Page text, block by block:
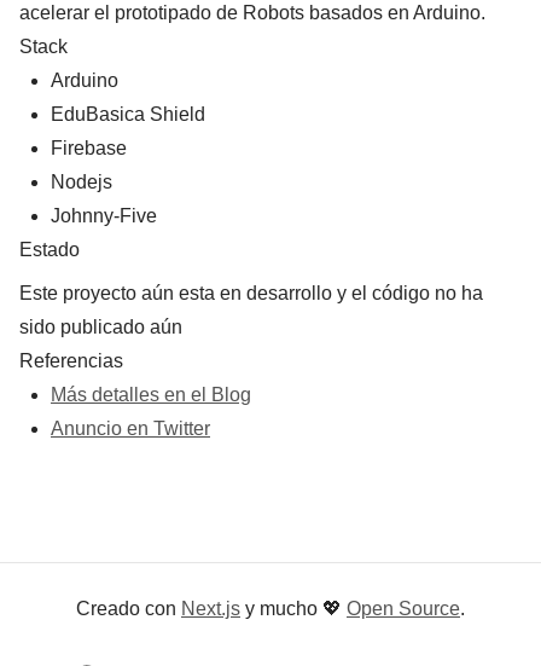
acelerar el prototipado de Robots basados en Arduino.
Stack
Arduino
EduBasica Shield
Firebase
Nodejs
Johnny-Five
Estado
Este proyecto aún esta en desarrollo y el código no ha
sido publicado aún
Referencias
Más detalles en el Blog
Anuncio en Twitter
Creado con Next.js y mucho 💖 Open Source.